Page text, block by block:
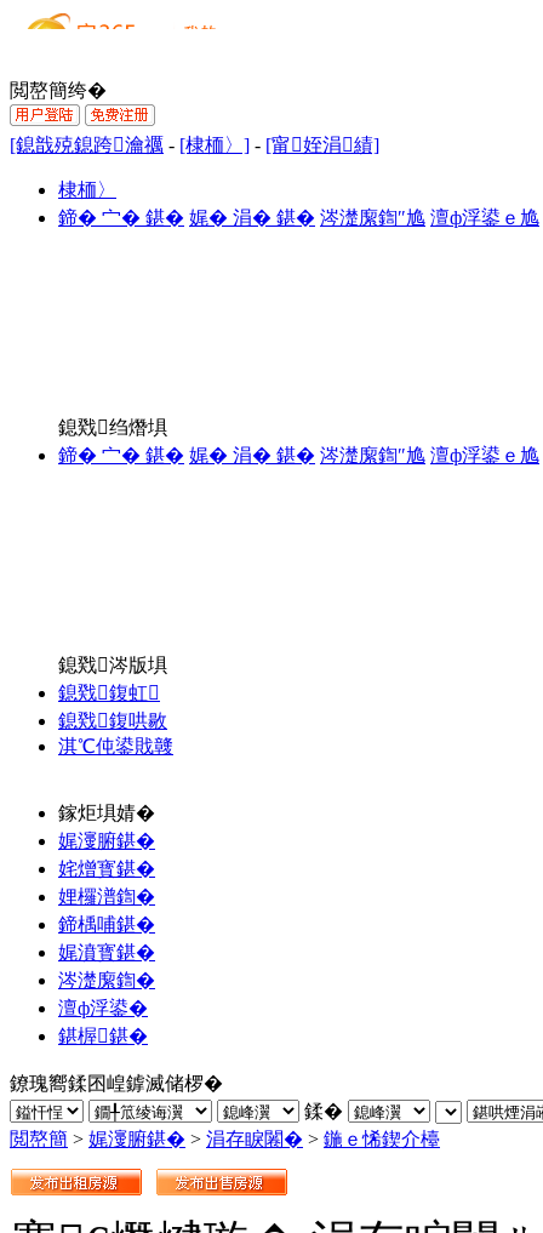
閲嶅簡绔�
[鎴戠殑鎴跨瀹禲 - [棣栭〉] - [甯姪涓績]
棣栭〉
鍗� 宀� 鍖� 娓� 涓� 鍖� 涔濋緳鍧″尯 澶ф浮鍙ｅ尯
鎴戣绉熸埧
鍗� 宀� 鍖� 娓� 涓� 鍖� 涔濋緳鍧″尯 澶ф浮鍙ｅ尯
鎴戣涔版埧
鎴戣鍑虹
鎴戣鍑哄敭
淇℃伅鍙戝竷
鎵炬埧婧�
娓濅腑鍖�
姹熷寳鍖�
娌欏潽鍧�
鍗楀哺鍖�
娓濆寳鍖�
涔濋緳鍧�
澶ф浮鍙�
鍖楃鍖�
鐐瑰嚮鍒囨崲鎼滅储椤�
鍒�
閲嶅簡 > 娓濅腑鍖� > 涓存睙闂� > 鍦ｅ悕鍥介檯